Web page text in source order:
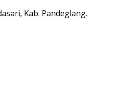
Kab. Pandeglang.